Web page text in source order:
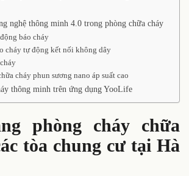
nghệ thông minh 4.0 trong phòng chữa cháy
báo cháy
cháy tự động kết nối không dây
cháy phun sương nano áp suất cao
thông minh trên ứng dụng YooLife
phòng cháy chữa
tòa chung cư tại Hà